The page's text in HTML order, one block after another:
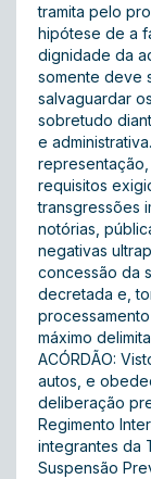
tramita pelo
hipótese de a
dignidade da
somente deve
salvaguardar
sobretudo
e
requisitos
transgressões
notórias,
negativas
concessão da
decretada e,
máximo
ACÓRDÃO:
autos, e
deliberação
Regimento
integrantes da
Suspensão